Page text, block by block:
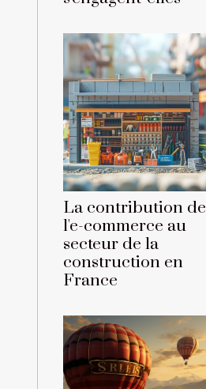
La contribution de
l'e-commerce au
secteur de la
construction en
France